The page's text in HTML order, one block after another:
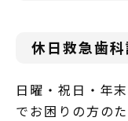
休日救急歯
日曜・祝日・年
でお困りの方の